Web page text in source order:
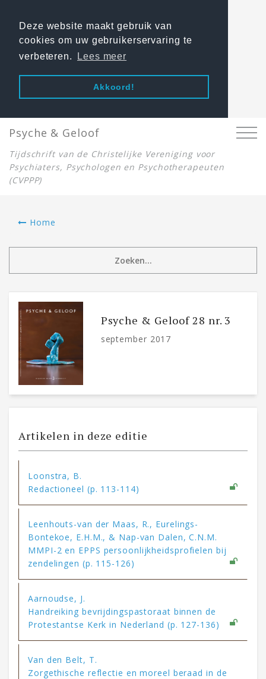
Deze website maakt gebruik van
cookies om uw gebruikerservaring te
verbeteren.
Lees meer
Akkoord!
Psyche & Geloof
Tijdschrift van de Christelijke Vereniging voor
Psychiaters, Psychologen en Psychotherapeuten
(CVPPP)
Home
Psyche & Geloof 28 nr. 3
september 2017
Artikelen in deze editie
Loonstra, B.
Redactioneel (p. 113-114)
Leenhouts-van der Maas, R., Eurelings-
Bontekoe, E.H.M., & Nap-van Dalen, C.N.M.
MMPI-2 en EPPS persoonlijkheidsprofielen bij
zendelingen (p. 115-126)
Aarnoudse, J.
Handreiking bevrijdingspastoraat binnen de
Protestantse Kerk in Nederland (p. 127-136)
Van den Belt, T.
Zorgethische reflectie en moreel beraad in de